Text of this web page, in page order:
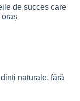
de succes care
oraș
naturale, fără